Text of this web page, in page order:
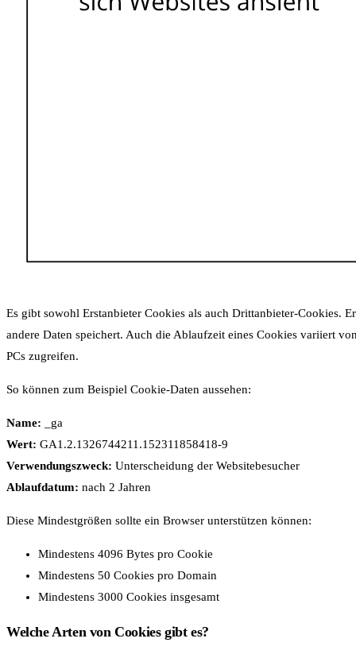
Es gibt sowohl Erstanbieter Cookies als auch Drittanbieter-Cookies.
andere Daten speichert. Auch die Ablaufzeit eines Cookies variiert
PCs zugreifen.
So können zum Beispiel Cookie-Daten aussehen:
Name: _ga
Wert: GA1.2.1326744211.152311858418-9
Verwendungszweck: Unterscheidung der Websitebesucher
Ablaufdatum: nach 2 Jahren
Diese Mindestgrößen sollte ein Browser unterstützen können:
Mindestens 4096 Bytes pro Cookie
Mindestens 50 Cookies pro Domain
Mindestens 3000 Cookies insgesamt
Welche Arten von Cookies gibt es?